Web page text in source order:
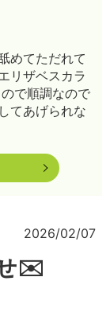
めてただれて
リザベスカラ
で順調なので
てあげられな
2026/02/07
✉️